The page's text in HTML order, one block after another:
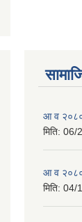
आ व
मिति: 06/
आ व
मिति: 04/